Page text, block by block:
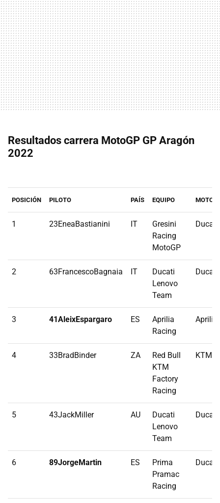
Resultados carrera MotoGP GP Aragón
2022
POSICIÓN PILOTO PAÍS EQUIPO MOTO
1 23EneaBastianini IT
Gresini
Racing
MotoGP
Ducati
2 63FrancescoBagnaia IT
Ducati
Lenovo
Team
Ducati
3 41AleixEspargaro ES
Aprilia
Racing
Aprilia
4 33BradBinder ZA
Red Bull
KTM
Factory
Racing
KTM
5 43JackMiller AU
Ducati
Lenovo
Team
Ducati
6 89JorgeMartin ES
Prima
Pramac
Racing
Ducati